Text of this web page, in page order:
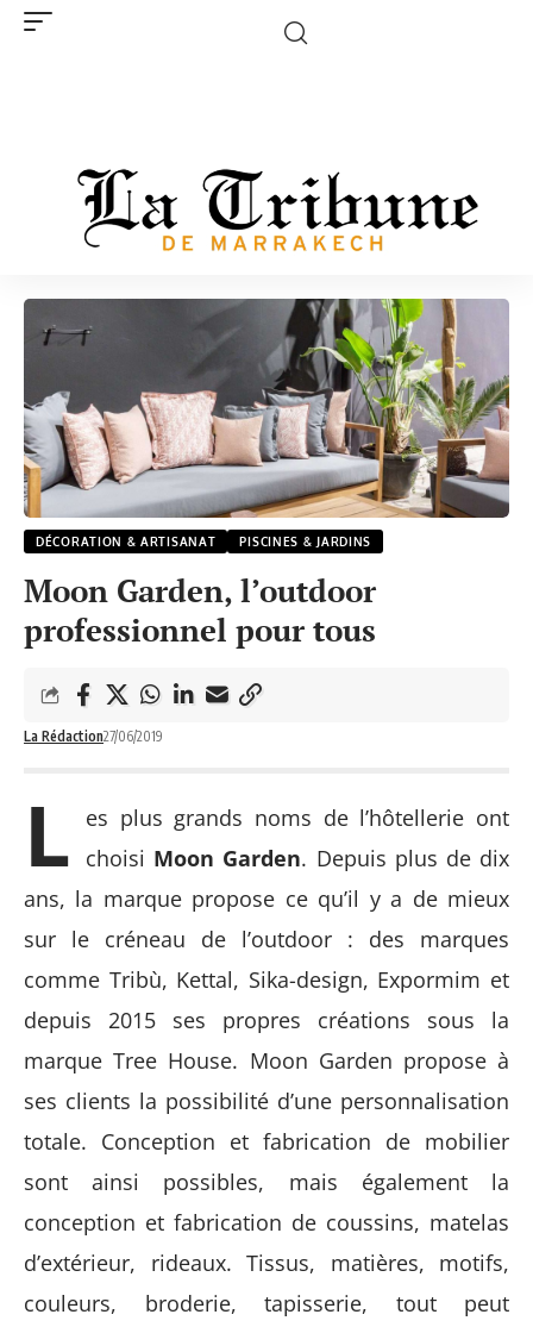
DÉCORATION & ARTISANAT PISCINES & JARDINS
Moon Garden, l’outdoor
professionnel pour tous
La Rédaction27/06/2019
L
es plus grands noms de l’hôtellerie ont
choisi Moon Garden. Depuis plus de dix
ans, la marque propose ce qu’il y a de mieux
sur le créneau de l’outdoor : des marques
comme Tribù, Kettal, Sika-design, Expormim et
depuis 2015 ses propres créations sous la
marque Tree House. Moon Garden propose à
ses clients la possibilité d’une personnalisation
totale. Conception et fabrication de mobilier
sont ainsi possibles, mais également la
conception et fabrication de coussins, matelas
d’extérieur, rideaux. Tissus, matières, motifs,
couleurs, broderie, tapisserie, tout peut